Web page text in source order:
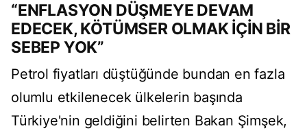
“ENFLASYON DÜŞMEYE DEVAM
EDECEK, KÖTÜMSER OLMAK İÇİN BİR
SEBEP YOK”
Petrol fiyatları düştüğünde bundan en fazla
olumlu etkilenecek ülkelerin başında
Türkiye'nin geldiğini belirten Bakan Şimşek,